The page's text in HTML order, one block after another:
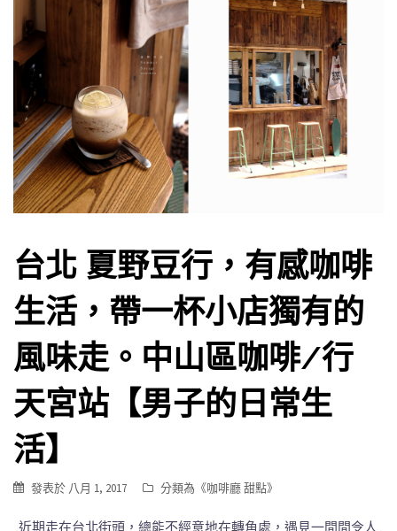
台北 夏野豆行，有感咖啡
生活，帶一杯小店獨有的
風味走。中山區咖啡/行
天宮站【男子的日常生
活】
發表於 八月 1, 2017 分類為《咖啡廳 甜點》
近期走在台北街頭，總能不經意地在轉角處，遇見一間間令人